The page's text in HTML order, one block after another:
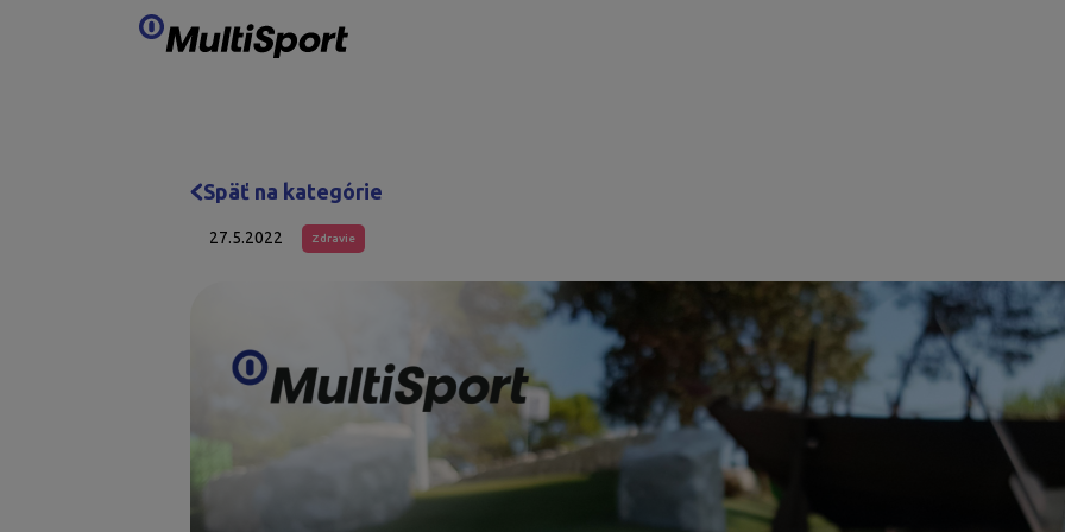
Preskočiť obsah
Späť na kategórie
27.5.2022 Zdravie